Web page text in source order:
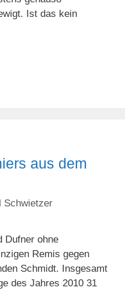
Ist das kein
aus dem
Schwietzer
Dufner ohne
Remis gegen
Schmidt. Insgesamt
des Jahres 2010 31